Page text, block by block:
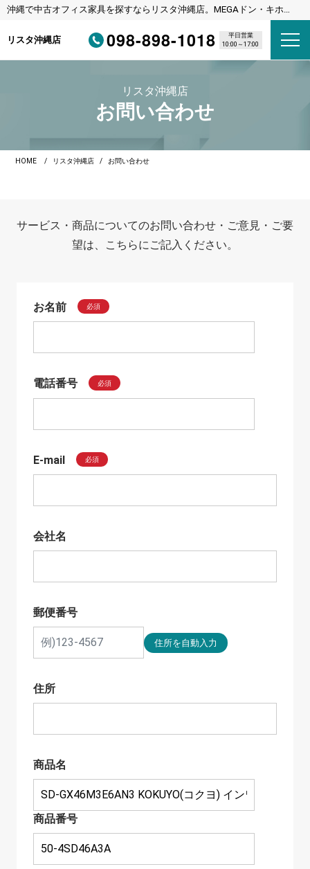
沖縄で中古オフィス家具を探すならリスタ沖縄店。MEGAドン・キホー
リスタ沖縄店
098-898-1018
平日営業
10:00～17:00
リスタ沖縄店
お問い合わせ
HOME リスタ沖縄店 お問い合わせ
サービス・商品についてのお問い合わせ・ご意見・ご要
望は、こちらにご記入ください。
お名前 必須
電話番号 必須
E-mail 必須
会社名
郵便番号
住所
商品名
商品番号